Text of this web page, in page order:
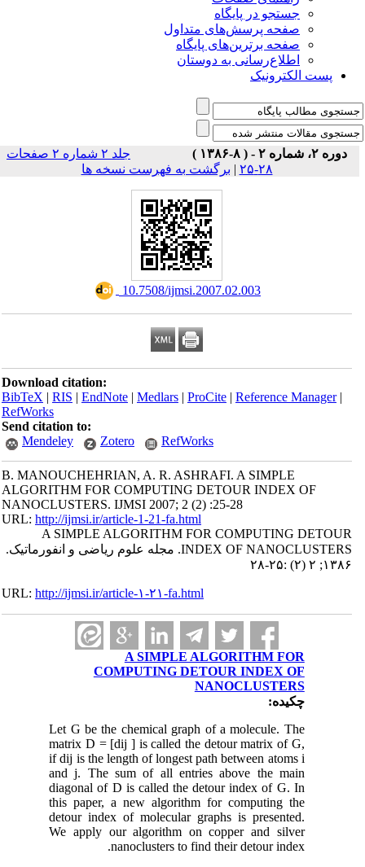
جستجو در پایگاه
صفحه پرسش‌های متداول
صفحه برترین‌های پایگاه
اطلاع‌رسانی به دوستان
پست الکترونیک
دوره ۲، شماره ۲ - ( ۸-۱۳۸۶ )
جلد ۲ شماره ۲ صفحات
۲۸-۲۵
|برگشت به فهرست نسخه ها
‎ 10.7508/ijmsi.2007.02.003
Download citation:
BibTeX|RIS|EndNote|Medlars|ProCite|Reference Manager
RefWorks
Send citation to:
Mendeley
Zotero RefWorks
B. MANOUCHEHRIAN, A. R. ASHRAFI. A SIMPLE
ALGORITHM FOR COMPUTING DETOUR INDEX OF
NANOCLUSTERS. IJMSI 2007; 2 (2) :25-28
URL:http://ijmsi.ir/article-1-21-fa.html
A SIMPLE ALGORITHM FOR COMPUTING DETOUR
INDEX OF NANOCLUSTERS. مجله علوم ریاضی و انفورماتیک.
۱۳۸۶; ۲ (۲) :۲۵-۲۸
URL:http://ijmsi.ir/article-۱-۲۱-fa.html
A SIMPLE ALGORITHM FOR
COMPUTING DETOUR INDEX OF
NANOCLUSTERS
چکیده:
Let G be the chemical graph of a molecule. The
matrix D = [dij ] is called the detour matrix of G,
if dij is the length of longest path between atoms i
and j. The sum of all entries above the main
diagonal of D is called the detour index of G. In
this paper, a new algorithm for computing the
detour index of molecular graphs is presented.
We apply our algorithm on copper and silver
nanoclusters to find their detour index.